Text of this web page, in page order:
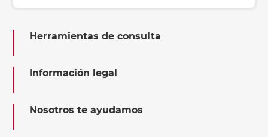
Herramientas de consulta
Información legal
Nosotros te ayudamos